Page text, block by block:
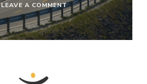
LEAVE A COMMENTON
PAARDRIJDEN
DOOR
HET
NOORSE